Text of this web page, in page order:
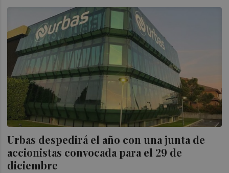
Urbas despedirá el año con una junta de
accionistas convocada para el 29 de
diciembre